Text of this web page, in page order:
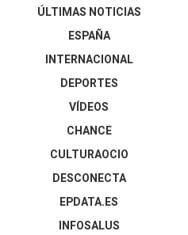
ÚLTIMAS NOTICIAS
ESPAÑA
INTERNACIONAL
DEPORTES
VÍDEOS
CHANCE
CULTURAOCIO
DESCONECTA
EPDATA.ES
INFOSALUS